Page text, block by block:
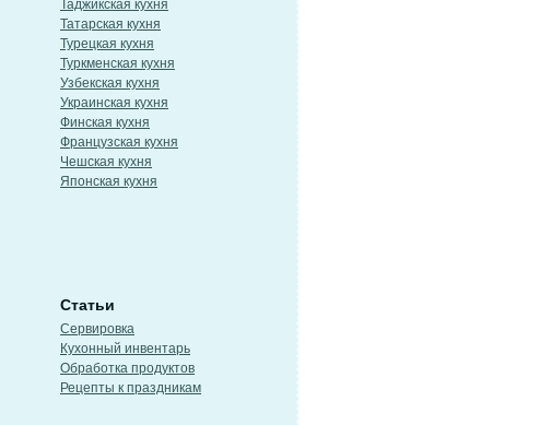
Таджикская кухня
Татарская кухня
Турецкая кухня
Туркменская кухня
Узбекская кухня
Украинская кухня
Финская кухня
Французская кухня
Чешская кухня
Японская кухня
Статьи
Сервировка
Кухонный инвентарь
Обработка продуктов
Рецепты к праздникам